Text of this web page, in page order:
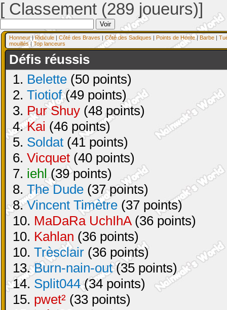
[ Classement (289 joueurs)]
Honneur|Ridicule | Côté des Braves | Côté des Sadiques | Points de Honte| Barbe |
mouillés| Top lanceurs
Défis réussis
1. Belette (50 points)
2. Tiotiof(49 points)
3. Pur Shuy (48 points)
4.Kai (46 points)
5. Soldat (41 points)
6. Vicquet (40 points)
7. iehl(39 points)
8. The Dude (37 points)
8.Vincent Timètre (37 points)
10. MaDaRa UchIhA(36 points)
10. Kahlan (36 points)
10. Trèsclair (36 points)
13.Burn-nain-out(35 points)
14. Split044(34 points)
15. pwet² (33 points)